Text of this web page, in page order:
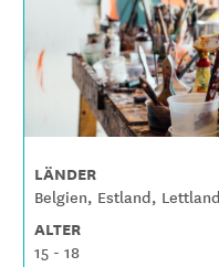
LÄNDER
Belgien, Estland, Lettland
ALTER
15 - 18